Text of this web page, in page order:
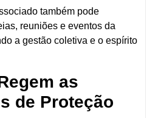
também pode
reuniões e eventos da
a gestão coletiva e o espírito
as
de Proteção